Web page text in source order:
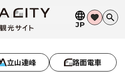
JP
富山城１２
立山連峰 路面電車